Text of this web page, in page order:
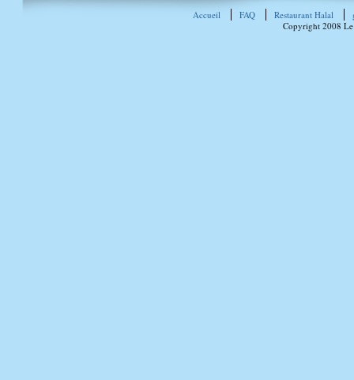
Accueil FAQ Restaurant Halal
Copyright 2008